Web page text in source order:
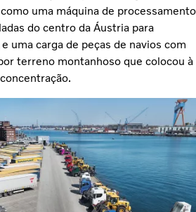
uma máquina de processamento
do centro da Áustria para
uma carga de peças de navios com
terreno montanhoso que colocou à